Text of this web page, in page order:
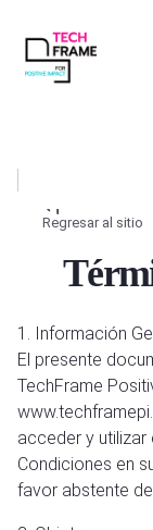
contenido
principal
navegación
Regresar al sitio
1. Información
El presente
TechFrame
acceder y
Condiciones en
favor abstente